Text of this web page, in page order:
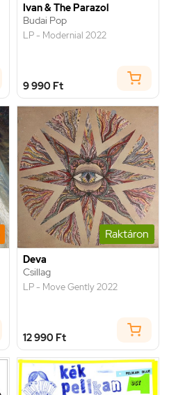
Ivan & The Parazol
Budai Pop
LP - Modernial 2022
9 990 Ft
Raktáron
Deva
Csillag
LP - Move Gently 2022
12 990 Ft